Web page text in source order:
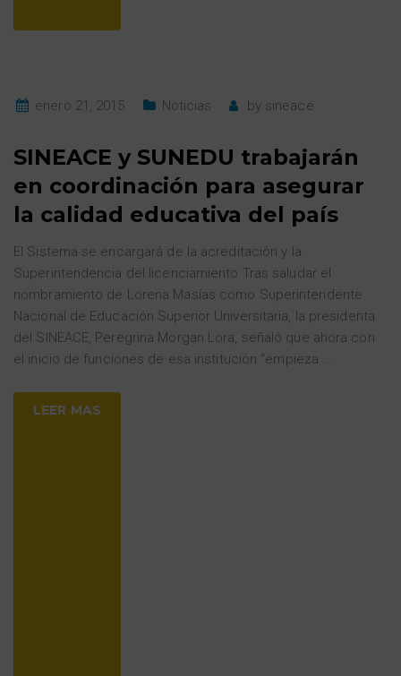
enero 21, 2015 Noticias by sineace
SINEACE y SUNEDU trabajarán
en coordinación para asegurar
la calidad educativa del país
El Sistema se encargará de la acreditación y la
Superintendencia del licenciamiento Tras saludar el
nombramiento de Lorena Masías como Superintendente
Nacional de Educación Superior Universitaria, la presidenta
del SINEACE, Peregrina Morgan Lora, señaló que ahora con
el inicio de funciones de esa institución “empieza
LEER MAS